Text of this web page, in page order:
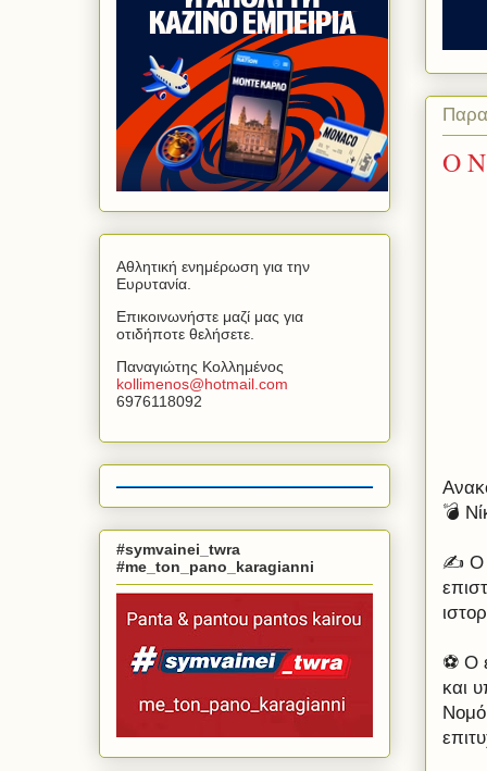
Ο
💣
✍️ Ο
⚽️ Ο
και
Αθλητική ενημέρωση για την
Ευρυτανία.
Επικοινωνήστε μαζί μας για
οτιδήποτε θελήσετε.
Παναγιώτης Κολλημένος
kollimenos@hotmail com
6976118092
#symvainei_twra
#me_ton_pano_karagianni